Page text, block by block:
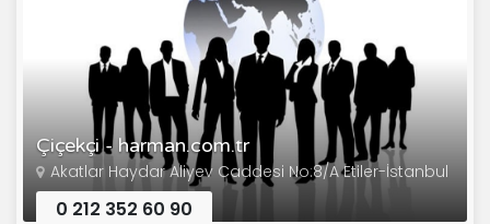
Çiçekçi - harman.com.tr
Akatlar Haydar Aliyev Caddesi No:8/A Etiler-İstanbul
0 212 352 60 90